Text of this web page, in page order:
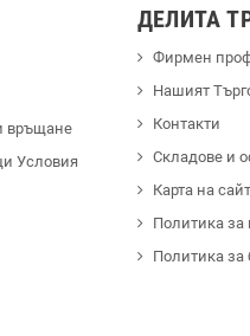
връщане
Условия
ДЕЛИТА
Фирмен
Hашият
Контакти
Cкладове и
Карта на
Политика за
Политика за